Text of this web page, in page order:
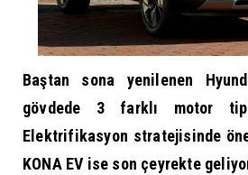
Baştan sona yenilenen
gövdede 3 farklı motor
Elektrifikasyon stratejisinde
KONA EV ise son çeyrekte